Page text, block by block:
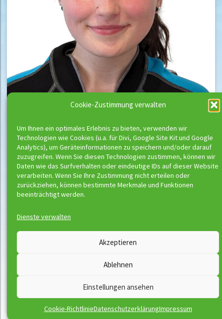
Cookie-Zustimmung verwalten
Um Ihnen ein optimales Erlebnis zu bieten, verwenden wir
Technologien wie Cookies (u.a. für Divi, Google Site Kit und Google
Analytics), um Geräteinformationen zu speichern und/oder darauf
zuzugreifen. Wenn Sie diesen Technologien zustimmen, können wir
Daten wie das Surfverhalten oder eindeutige IDs auf dieser Website
verarbeiten. Wenn Sie Ihre Zustimmung nicht erteilen oder
zurückziehen, können bestimmte Merkmale und Funktionen
beeinträchtigt werden.
Dienste verwalten
Akzeptieren
Ablehnen
Einstellungen ansehen
Cookie-RichtlinieDatenschutzerklärungImpressum
Impressum
Disclaimer
AGB